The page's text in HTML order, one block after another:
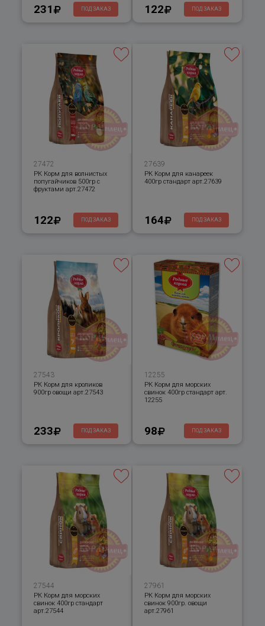
231 ПОД ЗАКАЗ 122 ПОД ЗАКАЗ
27472
РК Корм для волнистых
попугайчиков 500гр с
фруктами арт.27472
122 ПОД ЗАКАЗ
27639
РК Корм для канареек
400гр стандарт арт.27639
164 ПОД ЗАКАЗ
27543
РК Корм для кроликов
900гр овощи арт.27543
233 ПОД ЗАКАЗ
12255
РК Корм для морских
свинок 400гр стандарт арт.
12255
98 ПОД ЗАКАЗ
27544
РК Корм для морских
свинок 400гр стандарт
арт.27544
27961
РК Корм для морских
свинок 900гр. овощи
арт.27961